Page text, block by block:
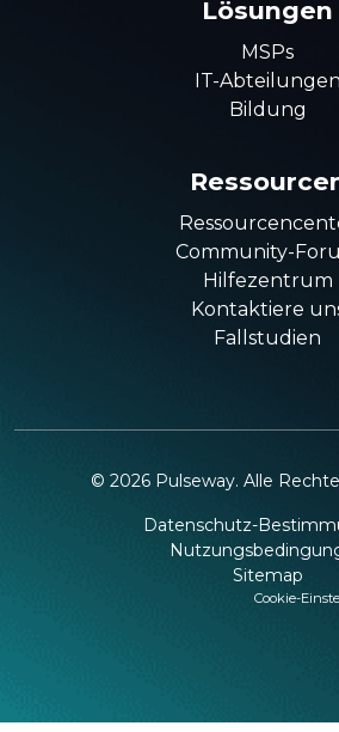
Lösungen
MSPs
IT-Abteilungen
Bildung
Community-
Hilfezentrum
Kontaktiere
Fallstudien
© 2026 Pulseway. Alle
Datenschutz-
Sitemap
Cookie-